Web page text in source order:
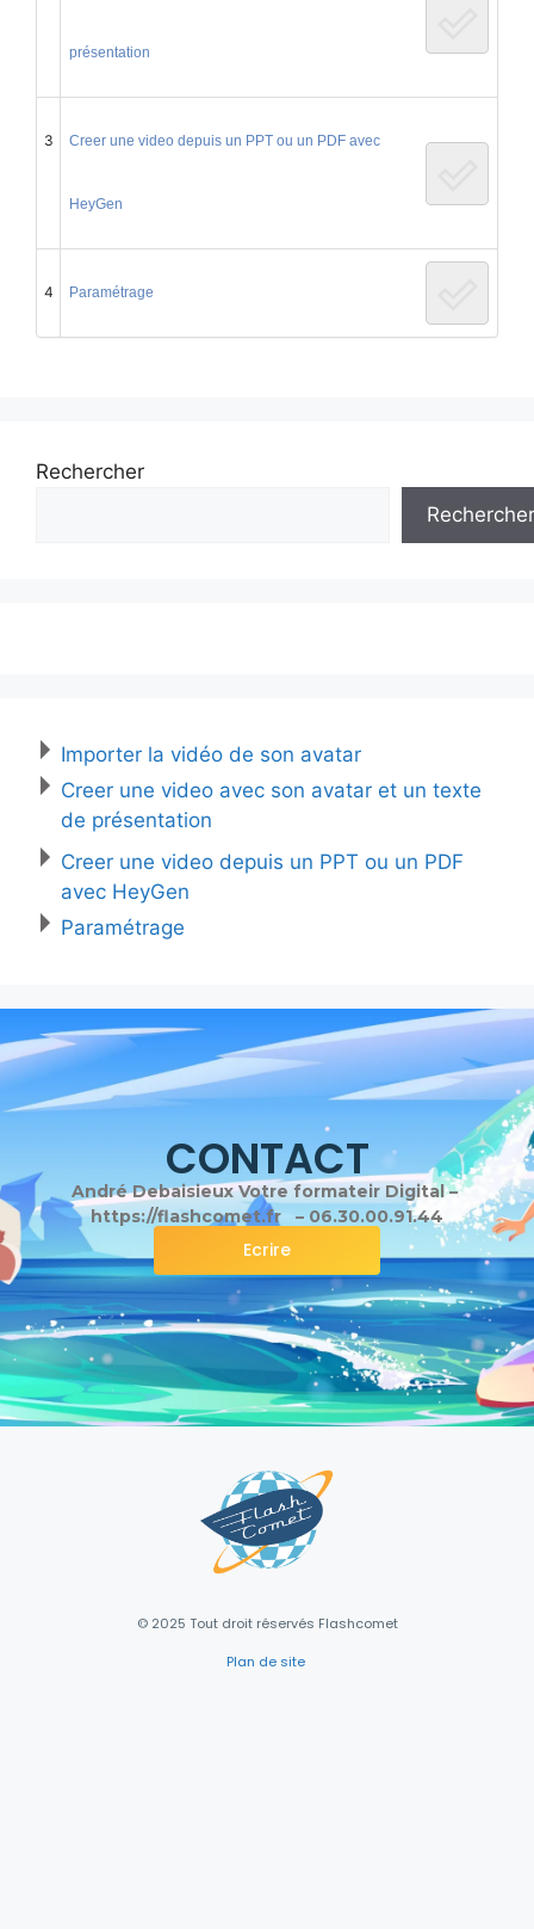
présentation
3 Creer une video depuis un PPT ou un PDF avec
HeyGen
4 Paramétrage
Rechercher
Rechercher
Importer la vidéo de son avatar
Creer une video avec son avatar et un texte
de présentation
Creer une video depuis un PPT ou un PDF
avec HeyGen
Paramétrage
CONTACT
André Debaisieux Votre formateir Digital –
https://flashcomet.fr – 06.30.00.91.44
Ecrire
© 2025 Tout droit réservés Flashcomet
Plan de site